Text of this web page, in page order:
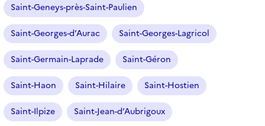
Saint-Geneys-près-Saint-Paulien
Saint-Georges-d’Aurac Saint-Georges-Lagricol
Saint-Germain-Laprade Saint-Géron
Saint-Haon Saint-Hilaire Saint-Hostien
Saint-Ilpize Saint-Jean-d’Aubrigoux